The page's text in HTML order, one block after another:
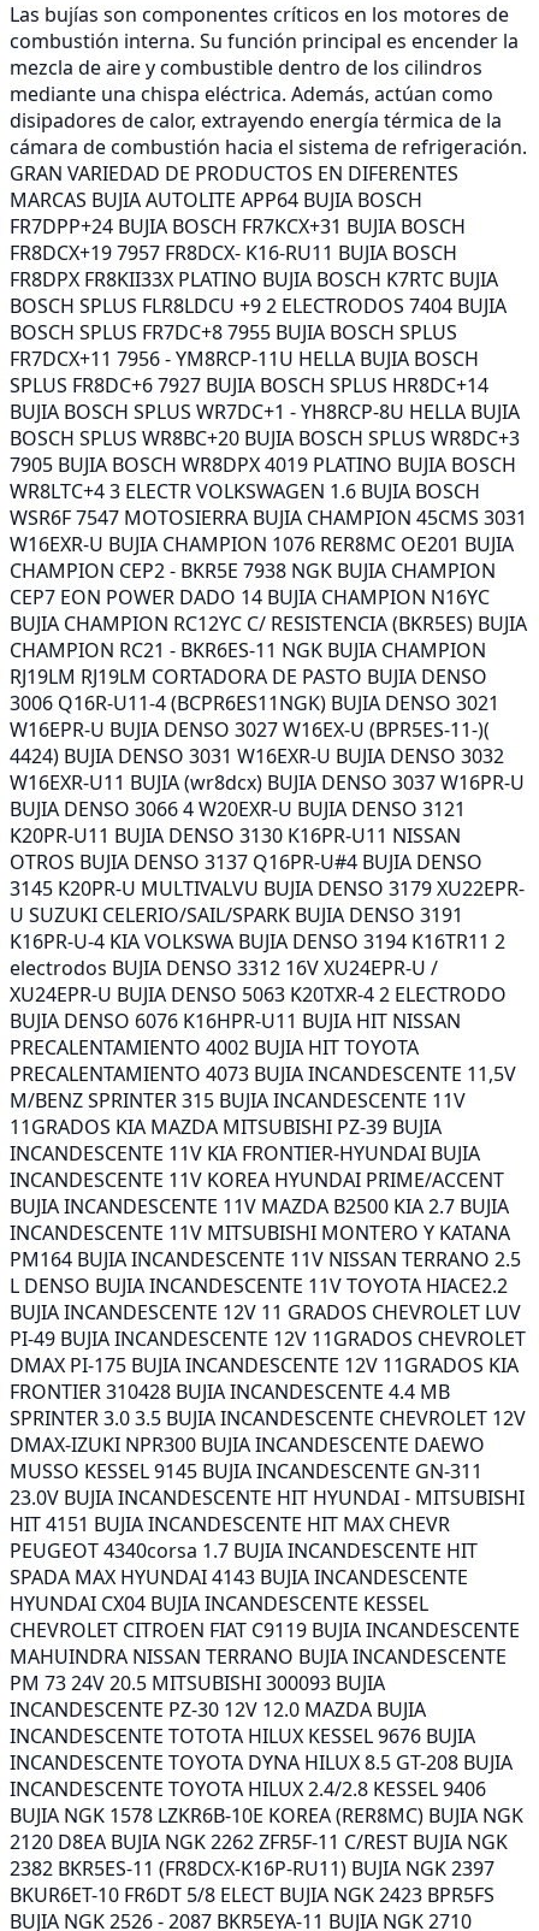
Las bujías son componentes críticos en los motores de
combustión interna. Su función principal es encender la
mezcla de aire y combustible dentro de los cilindros
mediante una chispa eléctrica. Además, actúan como
disipadores de calor, extrayendo energía térmica de la
cámara de combustión hacia el sistema de refrigeración.
GRAN VARIEDAD DE PRODUCTOS EN DIFERENTES
MARCAS BUJIA AUTOLITE APP64 BUJIA BOSCH
FR7DPP+24 BUJIA BOSCH FR7KCX+31 BUJIA BOSCH
FR8DCX+19 7957 FR8DCX- K16-RU11 BUJIA BOSCH
FR8DPX FR8KII33X PLATINO BUJIA BOSCH K7RTC BUJIA
BOSCH SPLUS FLR8LDCU +9 2 ELECTRODOS 7404 BUJIA
BOSCH SPLUS FR7DC+8 7955 BUJIA BOSCH SPLUS
FR7DCX+11 7956 - YM8RCP-11U HELLA BUJIA BOSCH
SPLUS FR8DC+6 7927 BUJIA BOSCH SPLUS HR8DC+14
BUJIA BOSCH SPLUS WR7DC+1 - YH8RCP-8U HELLA BUJIA
BOSCH SPLUS WR8BC+20 BUJIA BOSCH SPLUS WR8DC+3
7905 BUJIA BOSCH WR8DPX 4019 PLATINO BUJIA BOSCH
WR8LTC+4 3 ELECTR VOLKSWAGEN 1.6 BUJIA BOSCH
WSR6F 7547 MOTOSIERRA BUJIA CHAMPION 45CMS 3031
W16EXR-U BUJIA CHAMPION 1076 RER8MC OE201 BUJIA
CHAMPION CEP2 - BKR5E 7938 NGK BUJIA CHAMPION
CEP7 EON POWER DADO 14 BUJIA CHAMPION N16YC
BUJIA CHAMPION RC12YC C/ RESISTENCIA (BKR5ES) BUJIA
CHAMPION RC21 - BKR6ES-11 NGK BUJIA CHAMPION
RJ19LM RJ19LM CORTADORA DE PASTO BUJIA DENSO
3006 Q16R-U11-4 (BCPR6ES11NGK) BUJIA DENSO 3021
W16EPR-U BUJIA DENSO 3027 W16EX-U (BPR5ES-11-)(
4424) BUJIA DENSO 3031 W16EXR-U BUJIA DENSO 3032
W16EXR-U11 BUJIA (wr8dcx) BUJIA DENSO 3037 W16PR-U
BUJIA DENSO 3066 4 W20EXR-U BUJIA DENSO 3121
K20PR-U11 BUJIA DENSO 3130 K16PR-U11 NISSAN
OTROS BUJIA DENSO 3137 Q16PR-U#4 BUJIA DENSO
3145 K20PR-U MULTIVALVU BUJIA DENSO 3179 XU22EPR-
U SUZUKI CELERIO/SAIL/SPARK BUJIA DENSO 3191
K16PR-U-4 KIA VOLKSWA BUJIA DENSO 3194 K16TR11 2
electrodos BUJIA DENSO 3312 16V XU24EPR-U /
XU24EPR-U BUJIA DENSO 5063 K20TXR-4 2 ELECTRODO
BUJIA DENSO 6076 K16HPR-U11 BUJIA HIT NISSAN
PRECALENTAMIENTO 4002 BUJIA HIT TOYOTA
PRECALENTAMIENTO 4073 BUJIA INCANDESCENTE 11,5V
M/BENZ SPRINTER 315 BUJIA INCANDESCENTE 11V
11GRADOS KIA MAZDA MITSUBISHI PZ-39 BUJIA
INCANDESCENTE 11V KIA FRONTIER-HYUNDAI BUJIA
INCANDESCENTE 11V KOREA HYUNDAI PRIME/ACCENT
BUJIA INCANDESCENTE 11V MAZDA B2500 KIA 2.7 BUJIA
INCANDESCENTE 11V MITSUBISHI MONTERO Y KATANA
PM164 BUJIA INCANDESCENTE 11V NISSAN TERRANO 2.5
L DENSO BUJIA INCANDESCENTE 11V TOYOTA HIACE2.2
BUJIA INCANDESCENTE 12V 11 GRADOS CHEVROLET LUV
PI-49 BUJIA INCANDESCENTE 12V 11GRADOS CHEVROLET
DMAX PI-175 BUJIA INCANDESCENTE 12V 11GRADOS KIA
FRONTIER 310428 BUJIA INCANDESCENTE 4.4 MB
SPRINTER 3.0 3.5 BUJIA INCANDESCENTE CHEVROLET 12V
DMAX-IZUKI NPR300 BUJIA INCANDESCENTE DAEWO
MUSSO KESSEL 9145 BUJIA INCANDESCENTE GN-311
23.0V BUJIA INCANDESCENTE HIT HYUNDAI - MITSUBISHI
HIT 4151 BUJIA INCANDESCENTE HIT MAX CHEVR
PEUGEOT 4340corsa 1.7 BUJIA INCANDESCENTE HIT
SPADA MAX HYUNDAI 4143 BUJIA INCANDESCENTE
HYUNDAI CX04 BUJIA INCANDESCENTE KESSEL
CHEVROLET CITROEN FIAT C9119 BUJIA INCANDESCENTE
MAHUINDRA NISSAN TERRANO BUJIA INCANDESCENTE
PM 73 24V 20.5 MITSUBISHI 300093 BUJIA
INCANDESCENTE PZ-30 12V 12.0 MAZDA BUJIA
INCANDESCENTE TOTOTA HILUX KESSEL 9676 BUJIA
INCANDESCENTE TOYOTA DYNA HILUX 8.5 GT-208 BUJIA
INCANDESCENTE TOYOTA HILUX 2.4/2.8 KESSEL 9406
BUJIA NGK 1578 LZKR6B-10E KOREA (RER8MC) BUJIA NGK
2120 D8EA BUJIA NGK 2262 ZFR5F-11 C/REST BUJIA NGK
2382 BKR5ES-11 (FR8DCX-K16P-RU11) BUJIA NGK 2397
BKUR6ET-10 FR6DT 5/8 ELECT BUJIA NGK 2423 BPR5FS
BUJIA NGK 2526 - 2087 BKR5EYA-11 BUJIA NGK 2710